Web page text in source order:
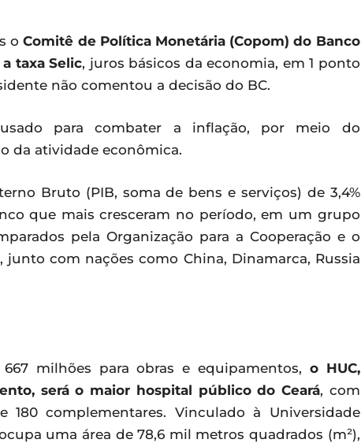
oComitê de Política Monetária (Copom) do Banco
taxa Selic, juros básicos da economia, em 1 ponto
não comentou a decisão do BC.
para combater a inflação, por meio do
da atividade econômica.
Bruto (PIB, soma de bens e serviços) de 3,4%
que mais cresceram no período, em um grupo
pela Organização para a Cooperação e o
junto com nações como China, Dinamarca, Russia
milhões para obras e equipamentos, o HUC,
será o maior hospital público do Ceará, com
180 complementares. Vinculado à Universidade
uma área de 78,6 mil metros quadrados (m²),